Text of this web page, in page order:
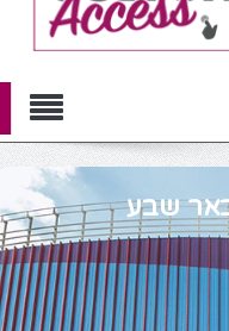
שבע